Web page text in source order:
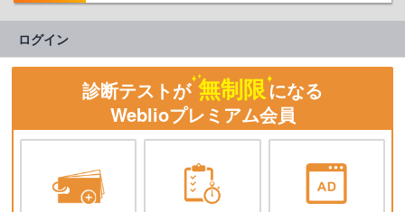
ログイン
診断テストが 無制限になる
Weblioプレミアム会員